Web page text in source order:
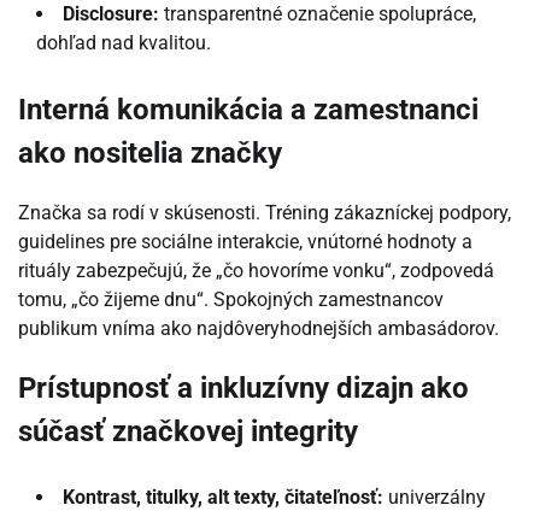
Disclosure: transparentné označenie spolupráce,
dohľad nad kvalitou.
Interná komunikácia a zamestnanci
ako nositelia značky
Značka sa rodí v skúsenosti. Tréning zákazníckej podpory,
guidelines pre sociálne interakcie, vnútorné hodnoty a
rituály zabezpečujú, že „čo hovoríme vonku“, zodpovedá
tomu, „čo žijeme dnu“. Spokojných zamestnancov
publikum vníma ako najdôveryhodnejších ambasádorov.
Prístupnosť a inkluzívny dizajn ako
súčasť značkovej integrity
Kontrast, titulky, alt texty, čitateľnosť: univerzálny